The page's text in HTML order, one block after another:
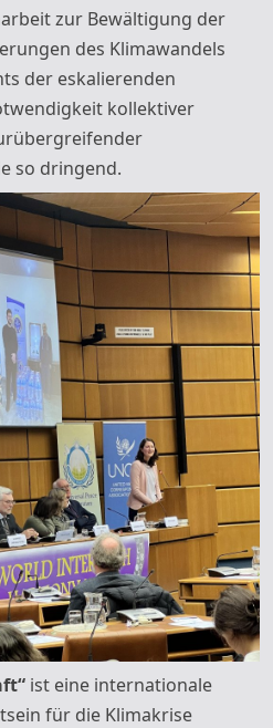
zur Bewältigung der
des Klimawandels
der eskalierenden
kollektiver
so dringend.
ist eine internationale
für die Klimakrise